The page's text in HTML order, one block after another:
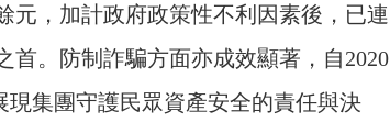
元，加計政府政策性不利因素後，已連
首。防制詐騙方面亦成效顯著，自2020
集團守護民眾資產安全的責任與決